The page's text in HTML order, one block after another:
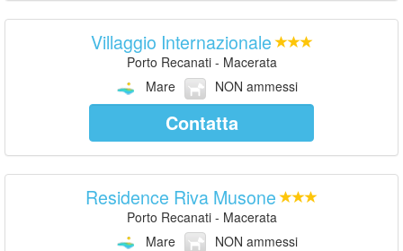
Villaggio Internazionale
Porto Recanati - Macerata
Mare
NON ammessi
Contatta
Residence Riva Musone
Porto Recanati - Macerata
Mare
NON ammessi